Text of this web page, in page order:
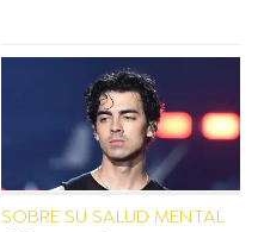
SOBRE SU SALUD MENTAL